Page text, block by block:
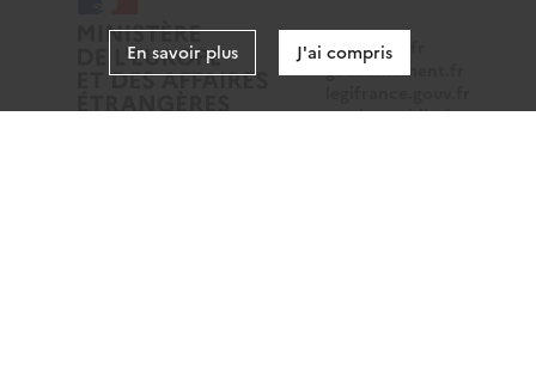
data.gouv.fr
gouvernement.fr
service-public.fr
En savoir plus J'ai compris